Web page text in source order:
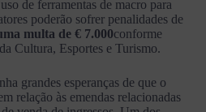
de ferramentas de macro para
poderão sofrer penalidades de
multa de € 7.000conforme
Cultura, Esportes e Turismo.
grandes esperanças de que o
relação às emendas relacionadas